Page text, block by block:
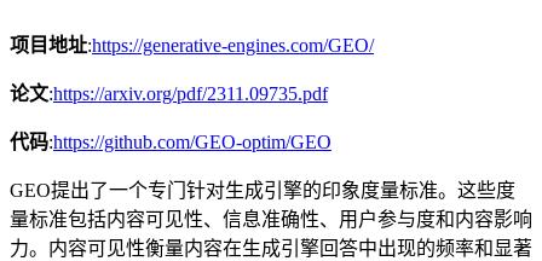
项目地址:https://generative-engines.com/GEO/
论文:https://arxiv.org/pdf/2311.09735.pdf
代码:https://github.com/GEO-optim/GEO
GEO提出了一个专门针对生成引擎的印象度量标准。这些度
量标准包括内容可见性、信息准确性、用户参与度和内容影响
力。内容可见性衡量内容在生成引擎回答中出现的频率和显著